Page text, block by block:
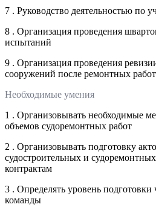
7 . Руководство деятельностью по
8 . Организация проведения
испытаний
9 . Организация проведения
сооружений после ремонтных работ
Необходимые умения
1 . Организовывать необходимые
объемов судоремонтных работ
2 . Организовывать подготовку
судостроительных и
контрактам
3 . Определять уровень подготовки
команды